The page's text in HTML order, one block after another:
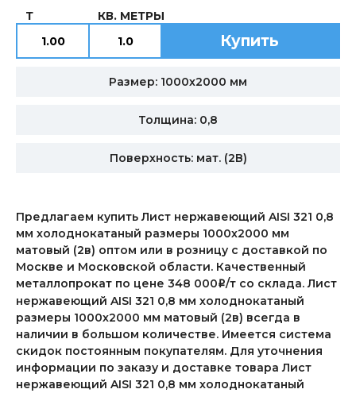
Т КВ. МЕТРЫ
Купить
Размер: 1000х2000 мм
Толщина: 0,8
Поверхность: мат. (2В)
Предлагаем купить Лист нержавеющий AISI 321 0,8
мм холоднокатаный размеры 1000х2000 мм
матовый (2в) оптом или в розницу с доставкой по
Москве и Московской области. Качественный
металлопрокат по цене 348 000i/т со склада. Лист
нержавеющий AISI 321 0,8 мм холоднокатаный
размеры 1000х2000 мм матовый (2в) всегда в
наличии в большом количестве. Имеется система
скидок постоянным покупателям. Для уточнения
информации по заказу и доставке товара Лист
нержавеющий AISI 321 0,8 мм холоднокатаный